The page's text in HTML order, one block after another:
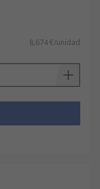
8,674 €/unidad